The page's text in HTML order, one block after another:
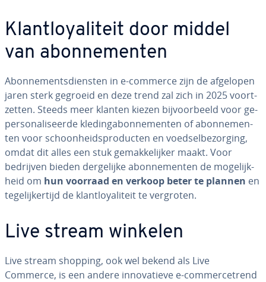
Klant­loy­a­li­teit door middel
van abon­ne­men­ten
Abon­ne­ments­dien­sten in e-commerce zijn de afgelopen
jaren sterk gegroeid en deze trend zal zich in 2025 voort­
zet­ten. Steeds meer klanten kiezen bij­voor­beeld voor ge­
per­so­na­li­seer­de kle­dingabon­ne­men­ten of abon­ne­men­
ten voor schoon­heids­pro­duc­ten en voed­sel­be­zor­ging,
omdat dit alles een stuk ge­mak­ke­lij­ker maakt. Voor
bedrijven bieden der­ge­lij­ke abon­ne­men­ten de mo­ge­lijk­
heid om hun voorraad en verkoop beter te plannen en
te­ge­lij­ker­tijd de klant­loy­a­li­teit te vergroten.
Live stream winkelen
Live stream shopping, ook wel bekend als Live
Commerce, is een andere in­no­va­tie­ve e-com­mer­ce­trend